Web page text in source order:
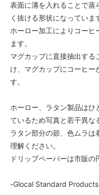
表面に溝を入れることで蒸
く抜ける形状になっていま
ホーロー加工によりコーヒ
ます。
マグカップに直接抽出する
け、マグカップにコーヒ
す。
ホーロー、ラタン製品は
ているため写真と若干異な
ラタン部分の節、色ムラ
理解ください。
ドリップペーパーは市販の
-Glocal Standard